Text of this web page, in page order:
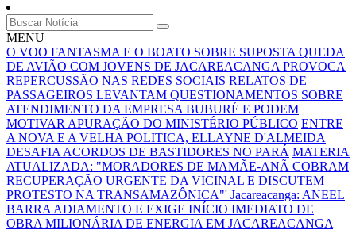
MENU
O VOO FANTASMA E O BOATO SOBRE SUPOSTA QUEDA
DE AVIÃO COM JOVENS DE JACAREACANGA PROVOCA
REPERCUSSÃO NAS REDES SOCIAIS RELATOS DE
PASSAGEIROS LEVANTAM QUESTIONAMENTOS SOBRE
ATENDIMENTO DA EMPRESA BUBURÉ E PODEM
MOTIVAR APURAÇÃO DO MINISTÉRIO PÚBLICO ENTRE
A NOVA E A VELHA POLITICA, ELLAYNE D'ALMEIDA
DESAFIA ACORDOS DE BASTIDORES NO PARÁ MATERIA
ATUALIZADA: "MORADORES DE MAMÃE-ANÃ COBRAM
RECUPERAÇÃO URGENTE DA VICINAL E DISCUTEM
PROTESTO NA TRANSAMAZÔNICA"' Jacareacanga: ANEEL
BARRA ADIAMENTO E EXIGE INÍCIO IMEDIATO DE
OBRA MILIONÁRIA DE ENERGIA EM JACAREACANGA